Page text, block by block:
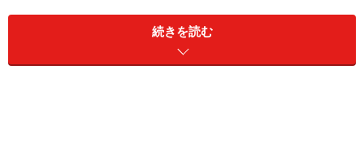
低い回転域を使うようにするなど頑張りすぎると、実際
の交通モードで乗りにくくなってしまう。このあたりの
味付けが気になるところ。
続きを読む